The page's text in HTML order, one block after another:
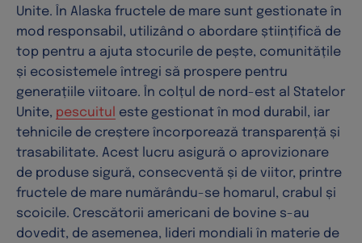
Unite. În Alaska fructele de mare sunt gestionate în
mod responsabil, utilizând o abordare științifică de
top pentru a ajuta stocurile de pește, comunitățile
și ecosistemele întregi să prospere pentru
generațiile viitoare. În colțul de nord-est al Statelor
Unite, pescuitul este gestionat în mod durabil, iar
tehnicile de creștere încorporează transparență și
trasabilitate. Acest lucru asigură o aprovizionare
de produse sigură, consecventă și de viitor, printre
fructele de mare numărându-se homarul, crabul și
scoicile. Crescătorii americani de bovine s-au
dovedit, de asemenea, lideri mondiali în materie de